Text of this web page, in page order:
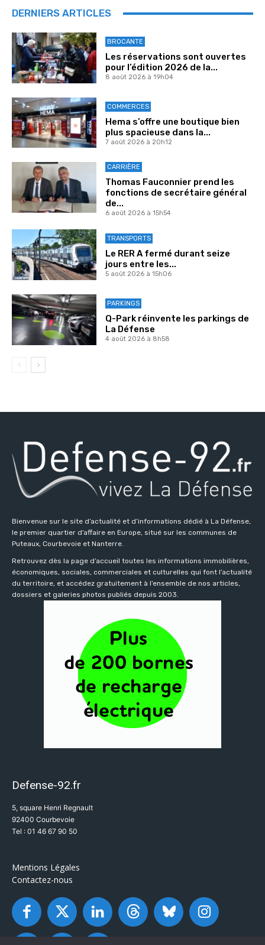
DERNIERS ARTICLES
BROCANTE
Les réservations sont ouvertes
pour l’édition 2026 de la...
8 août 2026 à 19h04
COMMERCES
Hema s’offre une boutique bien
plus spacieuse dans la...
7 août 2026 à 20h12
CARRIÈRE
Thomas Fauconnier prend les
fonctions de secrétaire général
de...
6 août 2026 à 15h54
TRANSPORTS
Le RER A fermé durant seize
jours entre les...
5 août 2026 à 15h06
PARKINGS
Q-Park réinvente les parkings de
La Défense
4 août 2026 à 8h58
Bienvenue sur le site d’actualité et d’informations dédié à La Défense,
le premier quartier d’affaire en Europe, situé sur les communes de
Puteaux, Courbevoie et Nanterre.
Retrouvez dès la page d’accueil toutes les informations immobilières,
économiques, sociales, commerciales et culturelles qui font l’actualité
du territoire, et accédez gratuitement à l’ensemble de nos articles,
dossiers et galeries photos publiés depuis 2003.
Defense-92.fr
5, square Henri Regnault
92400 Courbevoie
Tel : 01 46 67 90 50
Mentions Légales
Contactez-nous